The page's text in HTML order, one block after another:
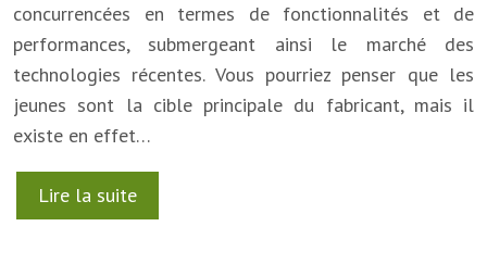
concurrencées en termes de fonctionnalités et de
performances, submergeant ainsi le marché des
technologies récentes. Vous pourriez penser que les
jeunes sont la cible principale du fabricant, mais il
existe en effet…
Lire la suite